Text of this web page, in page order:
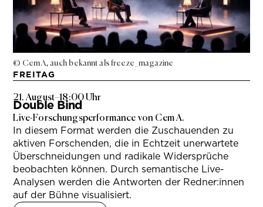
© Cem A, auch bekannt als freeze_magazine
FREITAG
21. August–18:00 Uhr
Double Bind
Live-Forschungsperformance von Cem A.
In diesem Format werden die Zuschauenden zu
aktiven Forschenden, die in Echtzeit unerwartete
Überschneidungen und radikale Widersprüche
beobachten können. Durch semantische Live-
Analysen werden die Antworten der Redner:innen
auf der Bühne visualisiert.